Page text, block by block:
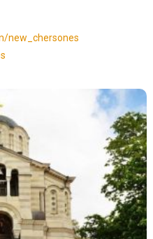
new_chersones